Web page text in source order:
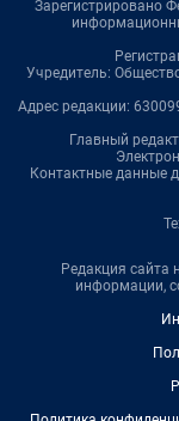
Зарегистрировано
Учредитель:
Адрес редакции:
Главный
Контактные данные
Редакция сайта
информации,